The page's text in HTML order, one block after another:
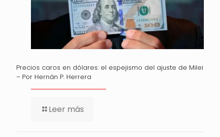
Precios caros en dólares: el espejismo del ajuste de Milei
– Por Hernán P. Herrera
Leer más